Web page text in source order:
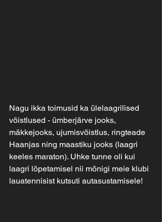
Nagu ikka toimusid ka ülelaagrilised
võistlused - ümberjärve jooks,
mäkkejooks, ujumisvõistlus, ringteade
Haanjas ning maastiku jooks (laagri
keeles maraton). Uhke tunne oli kui
laagri lõpetamisel nii mõnigi meie klubi
lauatennisist kutsuti autasustamisele!